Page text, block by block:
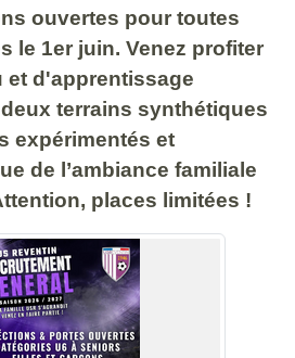
ouvertes pour toutes
le 1er juin. Venez profiter
et d'apprentissage
terrains synthétiques
expérimentés et
de l’ambiance familiale
places limitées !